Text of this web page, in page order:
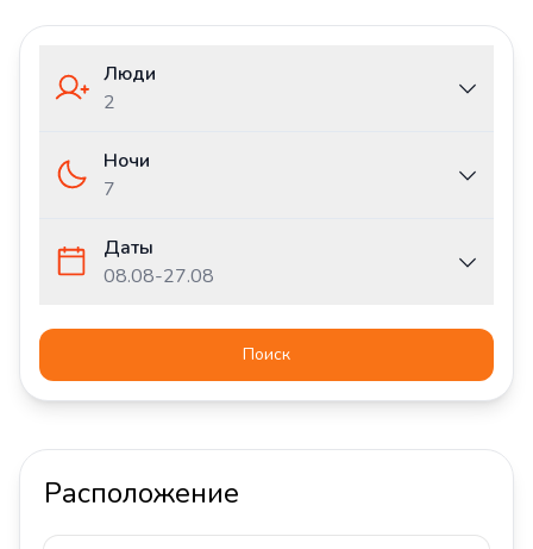
Люди
2
Ночи
7
Даты
08.08-27.08
Поиск
Расположение